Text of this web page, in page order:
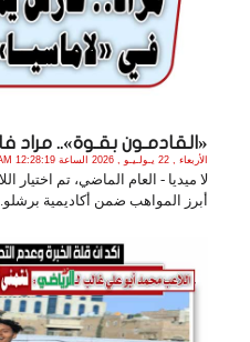
«القادمـون بقـوة».. مراد
الأربعاء , 22 يـولـيـو , 2026 الساعة 12:28:19 AM
لا ميديا - العام الماضي، تم اختيار
أبرز المواهب ضمن أكاديمية